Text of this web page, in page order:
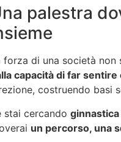
palestra
forza di una società non
capacità di far
costruendo basi
stai cercando
un percorso, una